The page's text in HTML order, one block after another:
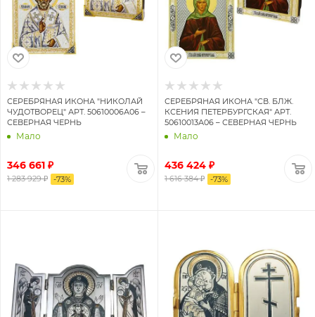
СЕРЕБРЯНАЯ ИКОНА "НИКОЛАЙ
ЧУДОТВОРЕЦ" АРТ. 50610006А06 –
СЕВЕРНАЯ ЧЕРНЬ
Мало
346 661 ₽
1 283 929 ₽ -73%
СЕРЕБРЯНАЯ ИКОНА "СВ. БЛЖ.
КСЕНИЯ ПЕТЕРБУРГСКАЯ" АРТ.
50610013А06 – СЕВЕРНАЯ ЧЕРНЬ
Мало
436 424 ₽
1 616 384 ₽ -73%